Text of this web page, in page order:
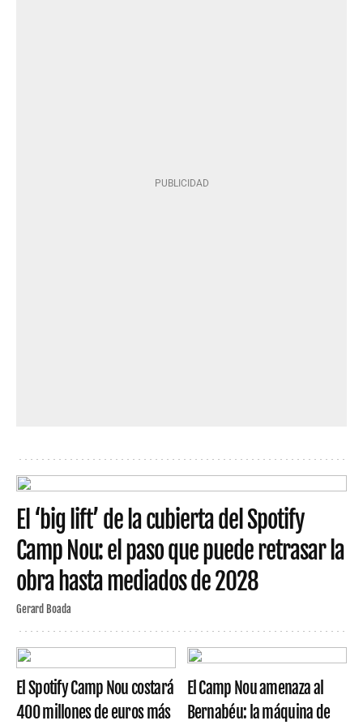
El ‘big lift’ de la cubierta del Spotify
Camp Nou: el paso que puede retrasar la
obra hasta mediados de 2028
Gerard Boada
El Spotify Camp Nou costará
400 millones de euros más
El Camp Nou amenaza al
Bernabéu: la máquina de